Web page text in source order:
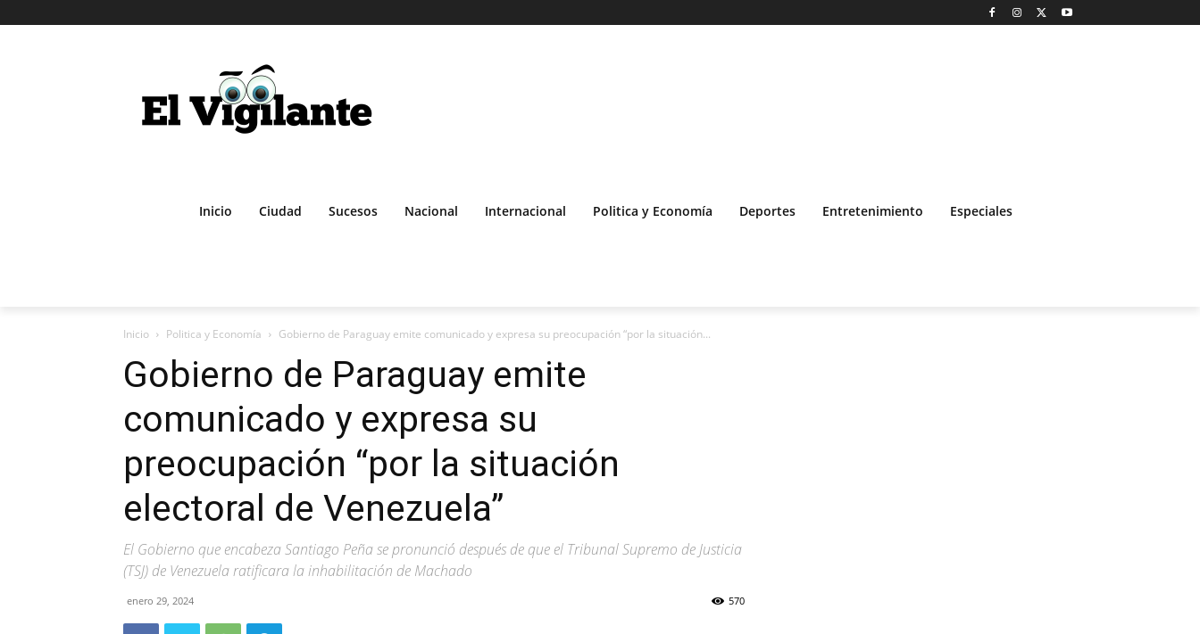
Inicio Ciudad Sucesos Nacional Internacional Politica y Economía Deportes Entretenimiento Especiales
Inicio Politica y Economía Gobierno de Paraguay emite comunicado y expresa su preocupación “por la situación...
Gobierno de Paraguay emite
comunicado y expresa su
preocupación “por la situación
electoral de Venezuela”
El Gobierno que encabeza Santiago Peña se pronunció después de que el Tribunal Supremo de Justicia
(TSJ) de Venezuela ratificara la inhabilitación de Machado
enero 29, 2024 570